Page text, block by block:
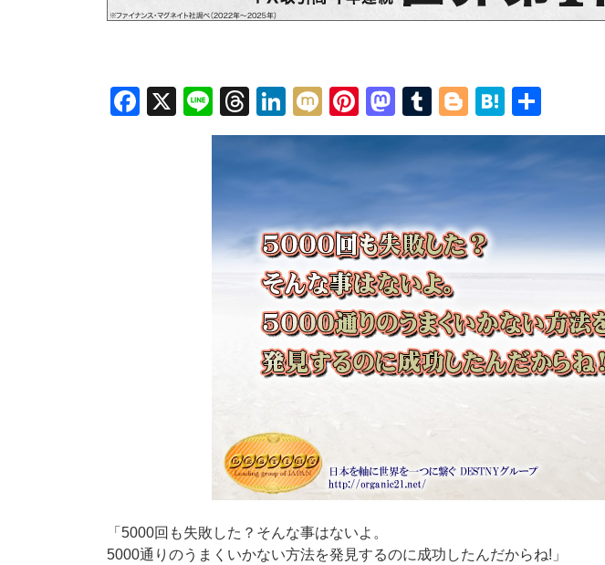
Facebook
X LineThreads
LinkedIn
MixiPinterest
Mastodon
Tumblr
Blogger
Hatena
有
「5000回も失敗した？そんな事はないよ。
5000通りのうまくいかない方法を発見するのに成功したんだからね!」